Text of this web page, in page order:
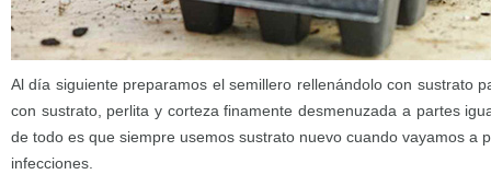
Al día siguiente preparamos el semillero rellenándolo con sustrato
con sustrato, perlita y corteza finamente desmenuzada a partes
de todo es que siempre usemos sustrato nuevo cuando vayamos a
infecciones.